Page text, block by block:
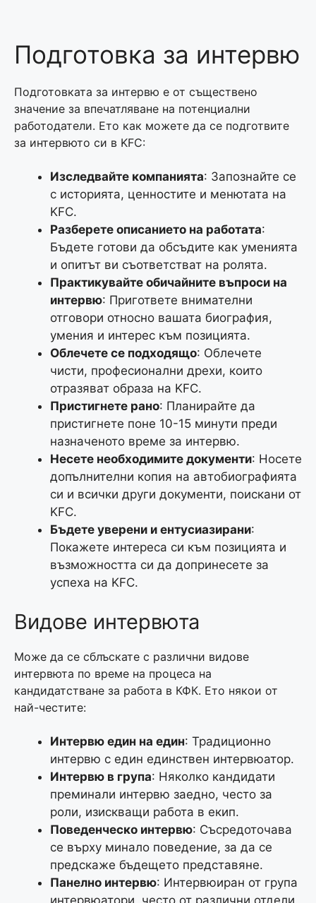
Подготовка за интервю
Подготовката за интервю е от съществено
значение за впечатляване на потенциални
работодатели. Ето как можете да се подготвите
за интервюто си в KFC:
Изследвайте компанията: Запознайте се
с историята, ценностите и менютата на
KFC.
Разберете описанието на работата:
Бъдете готови да обсъдите как уменията
и опитът ви съответстват на ролята.
Практикувайте обичайните въпроси на
интервю: Пригответе внимателни
отговори относно вашата биография,
умения и интерес към позицията.
Облечете се подходящо: Облечете
чисти, професионални дрехи, които
отразяват образа на KFC.
Пристигнете рано: Планирайте да
пристигнете поне 10-15 минути преди
назначеното време за интервю.
Несете необходимите документи: Носете
допълнителни копия на автобиографията
си и всички други документи, поискани от
KFC.
Бъдете уверени и ентусиазирани:
Покажете интереса си към позицията и
възможността си да допринесете за
успеха на KFC.
Видове интервюта
Може да се сблъскате с различни видове
интервюта по време на процеса на
кандидатстване за работа в КФК. Ето някои от
най-честите:
Интервю един на един: Традиционно
интервю с един единствен интервюатор.
Интервю в група: Няколко кандидати
преминали интервю заедно, често за
роли, изискващи работа в екип.
Поведенческо интервю: Съсредоточава
се върху минало поведение, за да се
предскаже бъдещето представяне.
Панелно интервю: Интервюиран от група
интервюатори, често от различни отдели.